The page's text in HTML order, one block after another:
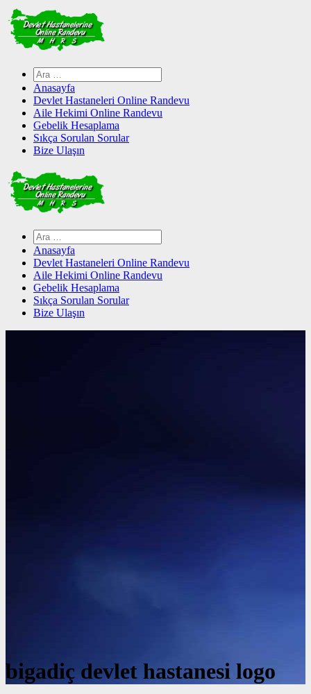
Skip
to
content
Arama:
Anasayfa
Devlet Hastaneleri Online Randevu
Aile Hekimi Online Randevu
Gebelik Hesaplama
Sıkça Sorulan Sorular
Bize Ulaşın
Arama:
Anasayfa
Devlet Hastaneleri Online Randevu
Aile Hekimi Online Randevu
Gebelik Hesaplama
Sıkça Sorulan Sorular
Bize Ulaşın
bigadiç devlet hastanesi logo